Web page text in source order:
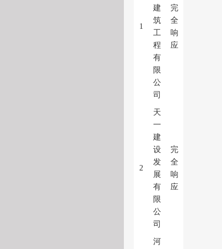
1
建
筑
工
程
有
限
公
司
完
全
响
应
2
天
一
建
设
发
展
有
限
公
司
完
全
响
应
河